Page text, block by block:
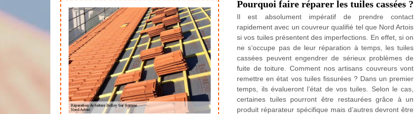
Pourquoi faire réparer les tuiles cassées ?
Il est absolument impératif de prendre contact
rapidement avec un couvreur qualifié tel que Nord Artois
si vos tuiles présentent des imperfections. En effet, si on
ne s’occupe pas de leur réparation à temps, les tuiles
cassées peuvent engendrer de sérieux problèmes de
fuite de toiture. Comment nos artisans couvreurs vont
remettre en état vos tuiles fissurées ? Dans un premier
temps, ils évalueront l’état de vos tuiles. Selon le cas,
certaines tuiles pourront être restaurées grâce à un
produit réparateur spécifique mais d’autres devront être